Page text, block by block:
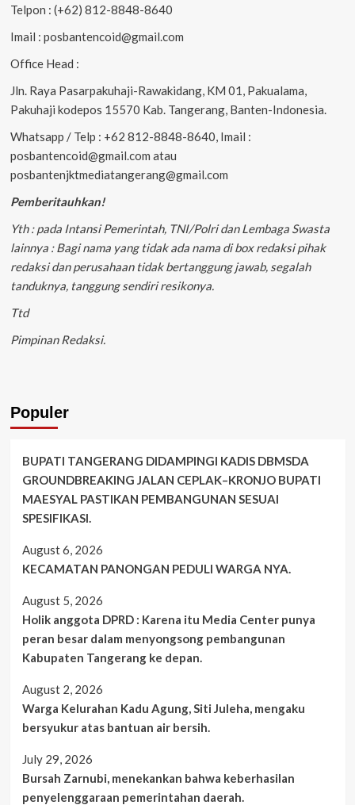
Telpon : (+62) 812-8848-8640
Imail : posbantencoid@gmail.com
Office Head :
Jln. Raya Pasarpakuhaji-Rawakidang, KM 01, Pakualama,
Pakuhaji kodepos 15570 Kab. Tangerang, Banten-Indonesia.
Whatsapp / Telp : +62 812-8848-8640, Imail :
posbantencoid@gmail.com atau
posbantenjktmediatangerang@gmail.com
Pemberitauhkan!
Yth : pada Intansi Pemerintah, TNI/Polri dan Lembaga Swasta
lainnya : Bagi nama yang tidak ada nama di box redaksi pihak
redaksi dan perusahaan tidak bertanggung jawab, segalah
tanduknya, tanggung sendiri resikonya.
Ttd
Pimpinan Redaksi.
Populer
BUPATI TANGERANG DIDAMPINGI KADIS DBMSDA
GROUNDBREAKING JALAN CEPLAK–KRONJO BUPATI
MAESYAL PASTIKAN PEMBANGUNAN SESUAI
SPESIFIKASI.
August 6, 2026
KECAMATAN PANONGAN PEDULI WARGA NYA.
August 5, 2026
Holik anggota DPRD : Karena itu Media Center punya
peran besar dalam menyongsong pembangunan
Kabupaten Tangerang ke depan.
August 2, 2026
Warga Kelurahan Kadu Agung, Siti Juleha, mengaku
bersyukur atas bantuan air bersih.
July 29, 2026
Bursah Zarnubi, menekankan bahwa keberhasilan
penyelenggaraan pemerintahan daerah.